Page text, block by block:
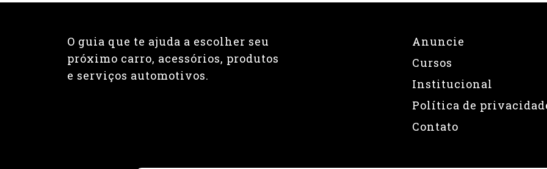
O guia que te ajuda a escolher seu
próximo carro, acessórios, produtos
e serviços automotivos.
Anuncie
Cursos
Institucional
Política de
Contato